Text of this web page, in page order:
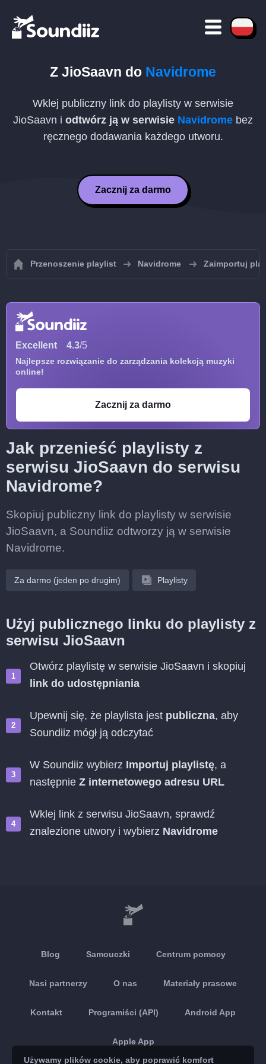
Z JioSaavn do Navidrome
Wklej publiczny link do playlisty w serwisie
JioSaavn i odtwórz ją w serwisie Navidrome bez
ręcznego dodawania każdego utworu.
Zacznij za darmo
Przenoszenie playlist Navidrome Zaimportuj
Excellent 4.3/5
Najlepsze rozwiązanie do zarządzania kolekcją muzyki
online!
Zacznij za darmo
Jak przenieść playlisty z
serwisu JioSaavn do serwisu
Navidrome?
Skopiuj publiczny link do playlisty w serwisie
JioSaavn, a Soundiiz odtworzy ją w serwisie
Navidrome.
Za darmo (jeden po drugim) Playlisty
Użyj publicznego linku do playlisty z
serwisu JioSaavn
Otwórz playlistę w serwisie JioSaavn i skopiuj
link do udostępniania
Upewnij się, że playlista jest publiczna, aby
Soundiiz mógł ją odczytać
W Soundiiz wybierz Importuj playlistę, a
następnie Z internetowego adresu URL
Wklej link z serwisu JioSaavn, sprawdź
znalezione utwory i wybierz Navidrome
Blog Samouczki Centrum pomocy
Nasi partnerzy O nas Materiały prasowe
Kontakt Programiści (API) Android App
Apple App
Używamy plików cookie, aby poprawić komfort